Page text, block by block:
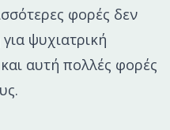
φορές δεν
ψυχιατρική
αυτή πολλές φορές